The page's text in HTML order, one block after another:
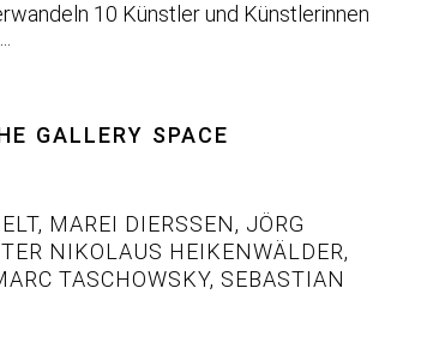
10 Künstler und Künstlerinnen
GALLERY SPACE
, MAREI DIERSSEN , JÖRG
NIKOLAUS HEIKENWÄLDER,
TASCHOWSKY, SEBASTIAN